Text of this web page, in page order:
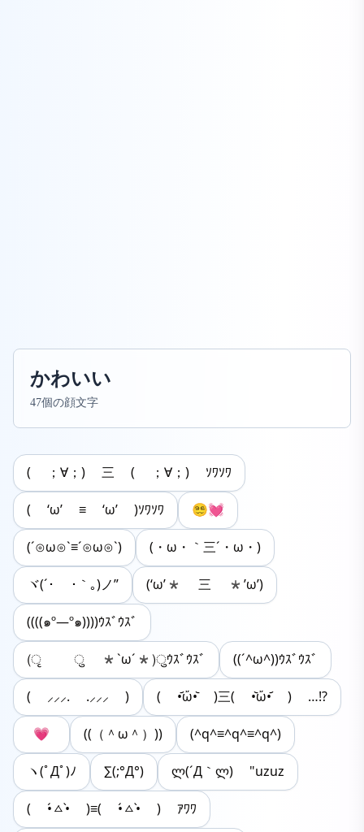
かわいい
47個の顔文字
( ；∀；) 三 ( ；∀；) ｿﾜｿﾜ
( ‘ω’ ≡ ‘ω’ )ｿﾜｿﾜ 😵‍💫💓
(´⊙ω⊙`≡´⊙ω⊙`) (・ω・｀三´・ω・)
ヾ(´･ ･｀｡)ノ” (‘ω’* 三 *’ω’)
((((๑º―º๑))))ｳｽﾞｳｽﾞ
(ृ ु *`ω´*)ुｳｽﾞｳｽﾞ ((´^ω^))ｳｽﾞｳｽﾞ
( ⸝⸝⸝. .⸝⸝⸝ ) ( •᷄ὤ•᷅ )三( •᷅ὤ•᷄ ) …!?
💗 ((（＾ω＾）)) (^q^≡^q^≡^q^)
ヽ(ﾟДﾟ)ﾉ ∑(;°Д°) ლ(´Д｀ლ) "uzuz
( •́ㅿ•̀ )≡( •́ㅿ•̀ ) ｱﾜﾜ